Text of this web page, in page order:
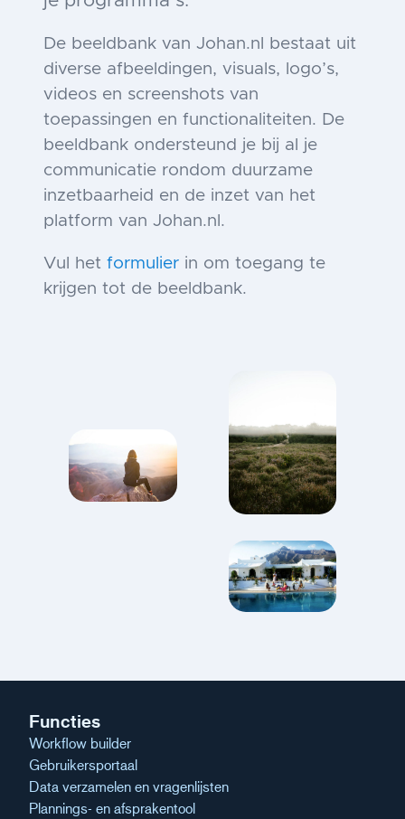
De beeldbank van Johan.nl bestaat uit
diverse afbeeldingen, visuals, logo’s,
videos en screenshots van
toepassingen en functionaliteiten. De
beeldbank ondersteund je bij al je
communicatie rondom duurzame
inzetbaarheid en de inzet van het
platform van Johan.nl.
Vul het formulierin om toegang te
krijgen tot de beeldbank.
Functies
Workflow builder
Gebruikersportaal
Data verzamelen en vragenlijsten
Plannings- en afsprakentool